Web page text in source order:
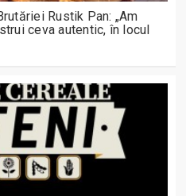
Rustik Pan: „Am
ceva autentic, în locul